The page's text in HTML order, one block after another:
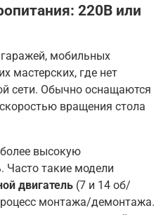
220В или
мобильных
мастерских, где нет
сети. Обычно оснащаются
вращения стола
высокую
Часто такие модели
двигатель (7 и 14 об/
монтажа/демонтажа.